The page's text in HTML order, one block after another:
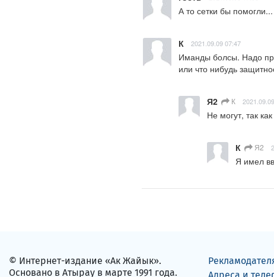
А то сетки бы помогли...
К 2021.09.09 07:47
Иманды болсы. Надо
или что нибудь
Я2 К
Не могут, так
К Я2
Я имел
© Интернет-издание «Ак Жайык».
Основано в Атырау в марте 1991 года.
Адреса и